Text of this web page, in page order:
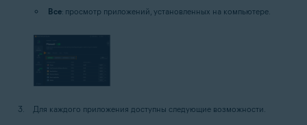
Все: просмотр приложений, установленных на компьютере.
Для каждого приложения доступны следующие возможности.